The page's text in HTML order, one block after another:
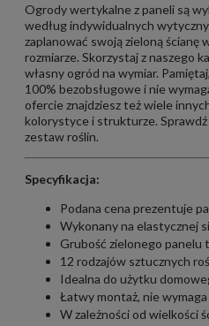
Ogrody wertykalne z paneli są
według indywidualnych
zaplanować swoją zieloną ścianę
rozmiarze. Skorzystaj z naszego
własny ogród na wymiar.
100% bezobsługowe i nie
ofercie znajdziesz też wiele
kolorystyce i strukturze.
zestaw roślin.
Specyfikacja:
Podana cena prezentuje
Wykonany na elastycznej
Grubość zielonego panelu
12 rodzajów sztucznych
Idealna do użytku
Łatwy montaż, nie
W zależności od wielkości